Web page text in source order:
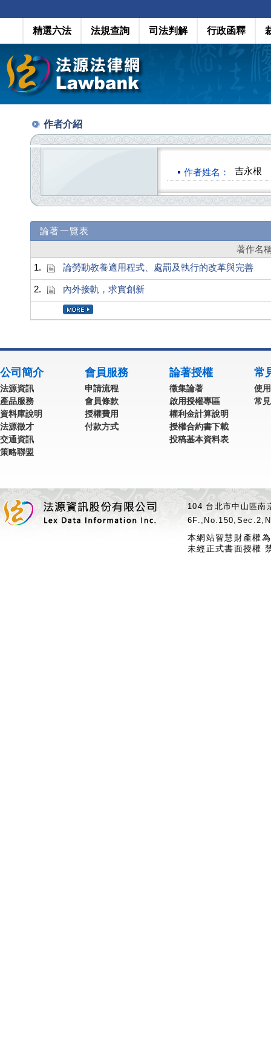
精選六法 法規查詢 司法判解 行政函釋
作者介紹
作者姓名： 吉永根
論著一覽表
著作名
1.
論勞動教養適用程式、處罰及執行的改革與完善
2. 內外接軌，求實創新
公司簡介
法源資訊
產品服務
資料庫說明
法源徵才
交通資訊
策略聯盟
會員服務
申請流程
會員條款
授權費用
付款方式
論著授權
徵集論著
啟用授權專區
權利金計算說明
授權合約書下載
投稿基本資料表
常
使
常
104 台北市中山區
本網站智慧財產權
未經正式書面授權